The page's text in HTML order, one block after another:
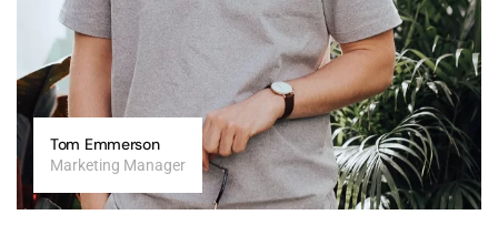
Tom Emmerson
Marketing Manager